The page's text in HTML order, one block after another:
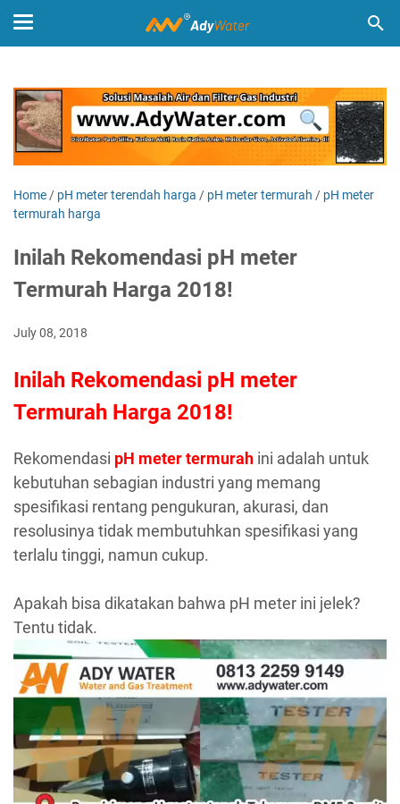
Home / pH meter terendah harga / pH meter termurah / pH meter
termurah harga
Inilah Rekomendasi pH meter
Termurah Harga 2018!
July 08, 2018
Inilah Rekomendasi pH meter
Termurah Harga 2018!
Rekomendasi pH meter termurah ini adalah untuk
kebutuhan sebagian industri yang memang
spesifikasi rentang pengukuran, akurasi, dan
resolusinya tidak membutuhkan spesifikasi yang
terlalu tinggi, namun cukup.
Apakah bisa dikatakan bahwa pH meter ini jelek?
Tentu tidak.